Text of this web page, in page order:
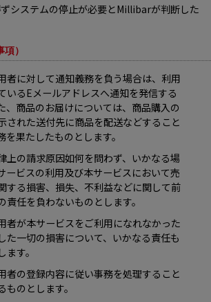
システムの停止が必要とMillibarが判断した
）
者に対して通知義務を負う場合は、利用
いるEメールアドレスへ通知を発信する
、商品のお届けについては、商品購入の
された送付先に商品を配送などすること
を果たしたものとします。
上の請求原因如何を問わず、いかなる場
ービスの利用及び本サービスにおいて売
する損害、損失、不利益などに関して前
責任を負わないものとします。
者が本サービスをご利用になれなかった
た一切の損害について、いかなる責任も
す。
者の登録内容に従い事務を処理すること
ものとします。